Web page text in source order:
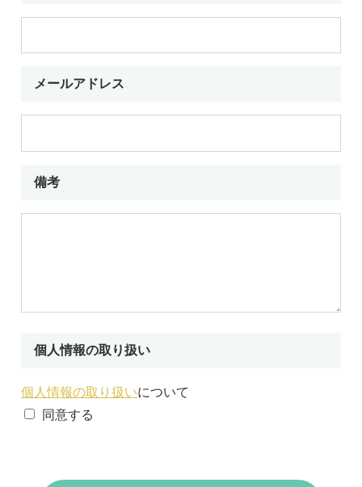
メールアドレス
備考
個人情報の取り扱い
個人情報の取り扱いについて
同意する